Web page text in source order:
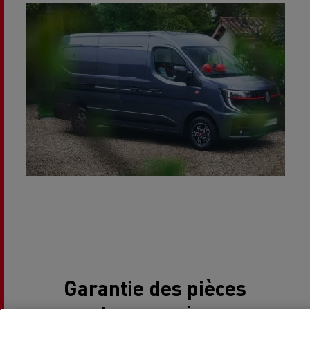
Garantie des pièces
et accessoires